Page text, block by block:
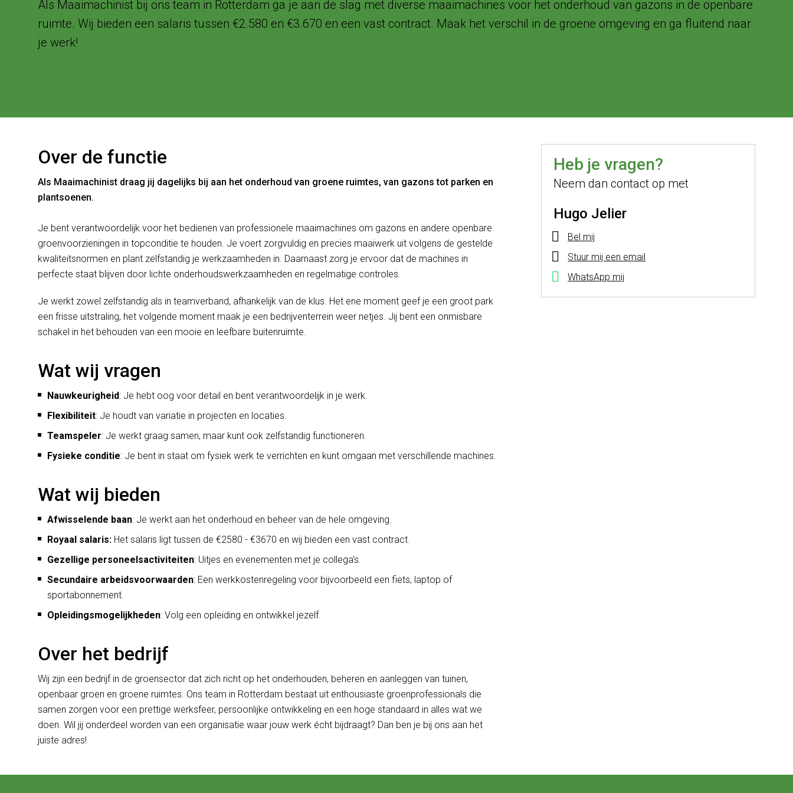
Als Maaimachinist bij ons team in Rotterdam ga je aan de slag met diverse maaimachines voor het onderhoud van gazons in de openbare
ruimte. Wij bieden een salaris tussen €2.580 en €3.670 en een vast contract. Maak het verschil in de groene omgeving en ga fluitend naar
je werk!
Over de functie
Als Maaimachinist draag jij dagelijks bij aan het onderhoud van groene ruimtes, van gazons tot parken en
plantsoenen.
Je bent verantwoordelijk voor het bedienen van professionele maaimachines om gazons en andere openbare
groenvoorzieningen in topconditie te houden. Je voert zorgvuldig en precies maaiwerk uit volgens de gestelde
kwaliteitsnormen en plant zelfstandig je werkzaamheden in. Daarnaast zorg je ervoor dat de machines in
perfecte staat blijven door lichte onderhoudswerkzaamheden en regelmatige controles.
Je werkt zowel zelfstandig als in teamverband, afhankelijk van de klus. Het ene moment geef je een groot park
een frisse uitstraling, het volgende moment maak je een bedrijventerrein weer netjes. Jij bent een onmisbare
schakel in het behouden van een mooie en leefbare buitenruimte.
Wat wij vragen
Nauwkeurigheid: Je hebt oog voor detail en bent verantwoordelijk in je werk.
Flexibiliteit: Je houdt van variatie in projecten en locaties.
Teamspeler: Je werkt graag samen, maar kunt ook zelfstandig functioneren.
Fysieke conditie: Je bent in staat om fysiek werk te verrichten en kunt omgaan met verschillende machines.
Wat wij bieden
Afwisselende baan: Je werkt aan het onderhoud en beheer van de hele omgeving.
Royaal salaris: Het salaris ligt tussen de €2580 - €3670 en wij bieden een vast contract.
Gezellige personeelsactiviteiten: Uitjes en evenementen met je collega's.
Secundaire arbeidsvoorwaarden: Een werkkostenregeling voor bijvoorbeeld een fiets, laptop of
sportabonnement.
Opleidingsmogelijkheden: Volg een opleiding en ontwikkel jezelf.
Over het bedrijf
Wij zijn een bedrijf in de groensector dat zich richt op het onderhouden, beheren en aanleggen van tuinen,
openbaar groen en groene ruimtes. Ons team in Rotterdam bestaat uit enthousiaste groenprofessionals die
samen zorgen voor een prettige werksfeer, persoonlijke ontwikkeling en een hoge standaard in alles wat we
doen. Wil jij onderdeel worden van een organisatie waar jouw werk écht bijdraagt? Dan ben je bij ons aan het
juiste adres!
Heb je vragen?
Neem dan contact op met
Hugo Jelier
Bel mij
Stuur mij een email
WhatsApp mij